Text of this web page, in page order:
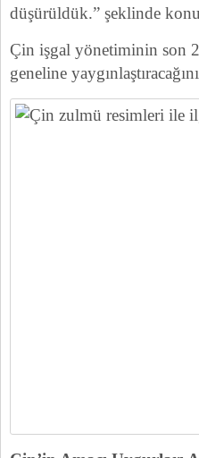
düşürüldük.” şeklinde
Çin işgal yönetiminin son
geneline